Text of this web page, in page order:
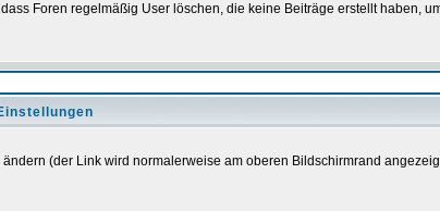
Foren regelmäßig User löschen, die keine Beiträge erstellt haben,
ändern (der Link wird normalerweise am oberen Bildschirmrand